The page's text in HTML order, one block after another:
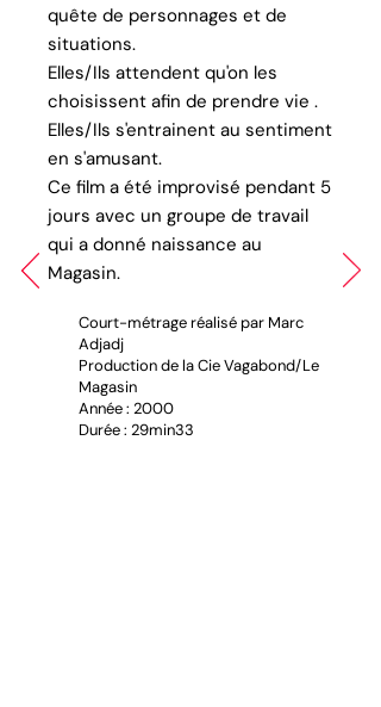
quête de personnages et de
situations.
Elles/Ils attendent qu'on les
choisissent afin de prendre vie .
Elles/Ils s'entrainent au sentiment
en s'amusant.
Ce film a été improvisé pendant 5
jours avec un groupe de travail
qui a donné naissance au
Magasin.
Court-métrage réalisé par Marc
Adjadj
Production de la Cie Vagabond/Le
Magasin
Année : 2000
Durée : 29min33